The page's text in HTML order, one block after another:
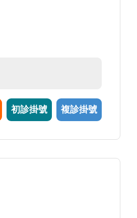
初診掛號 複診掛號